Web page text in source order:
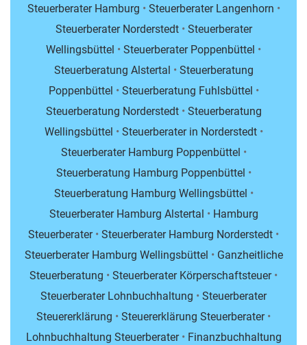
Steuerberater Hamburg • Steuerberater Langenhorn •
Steuerberater Norderstedt• Steuerberater
Wellingsbüttel • Steuerberater Poppenbüttel •
Steuerberatung Alstertal • Steuerberatung
Poppenbüttel • Steuerberatung Fuhlsbüttel •
Steuerberatung Norderstedt• Steuerberatung
Wellingsbüttel • Steuerberater in Norderstedt•
Steuerberater Hamburg Poppenbüttel •
Steuerberatung Hamburg Poppenbüttel •
Steuerberatung Hamburg Wellingsbüttel •
Steuerberater Hamburg Alstertal • Hamburg
Steuerberater• Steuerberater Hamburg Norderstedt •
Steuerberater Hamburg Wellingsbüttel • Ganzheitliche
Steuerberatung • Steuerberater Körperschaftsteuer•
Steuerberater Lohnbuchhaltung • Steuerberater
Steuererklärung • Steuererklärung Steuerberater•
Lohnbuchhaltung Steuerberater• Finanzbuchhaltung